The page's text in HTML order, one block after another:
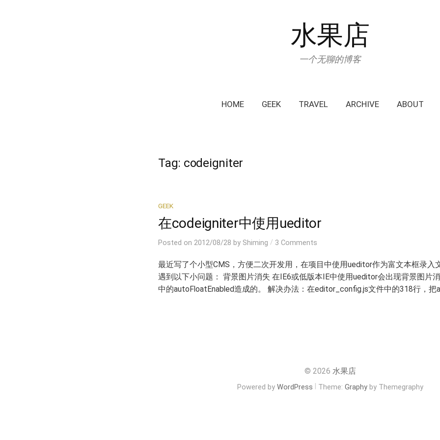
水果店
一个无聊的博客
HOME GEEK TRAVEL ARCHIVE ABOUT
Tag: codeigniter
GEEK
在codeigniter中使用ueditor
Posted on 2012/08/28 by Shiming / 3 Comments
最近写了个小型CMS，方便二次开发用，在项目中使用ueditor作为富文本框录入
遇到以下小问题： 背景图片消失 在IE6或低版本IE中使用ueditor会出现背景图片
中的autoFloatEnabled造成的。 解决办法：在editor_config.js文件中的318行，把
© 2026 水果店
Powered by WordPress | Theme: Graphyby Themegraphy